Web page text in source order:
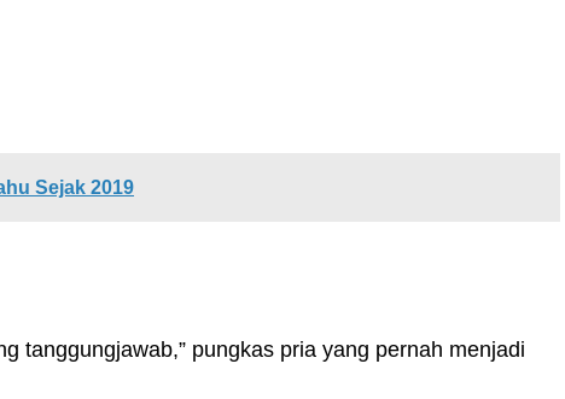
Sejak 2019
tanggungjawab,” pungkas pria yang pernah menjadi